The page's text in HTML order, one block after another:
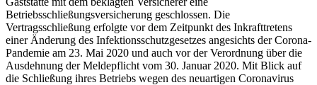
Betriebsschließungsversicherung geschlossen. Die
Vertragsschließung erfolgte vor dem Zeitpunkt des Inkrafttretens
einer Änderung des Infektionsschutzgesetzes angesichts der Corona-
Pandemie am 23. Mai 2020 und auch vor der Verordnung über die
Ausdehnung der Meldepflicht vom 30. Januar 2020. Mit Blick auf
die Schließung ihres Betriebs wegen des neuartigen Coronavirus